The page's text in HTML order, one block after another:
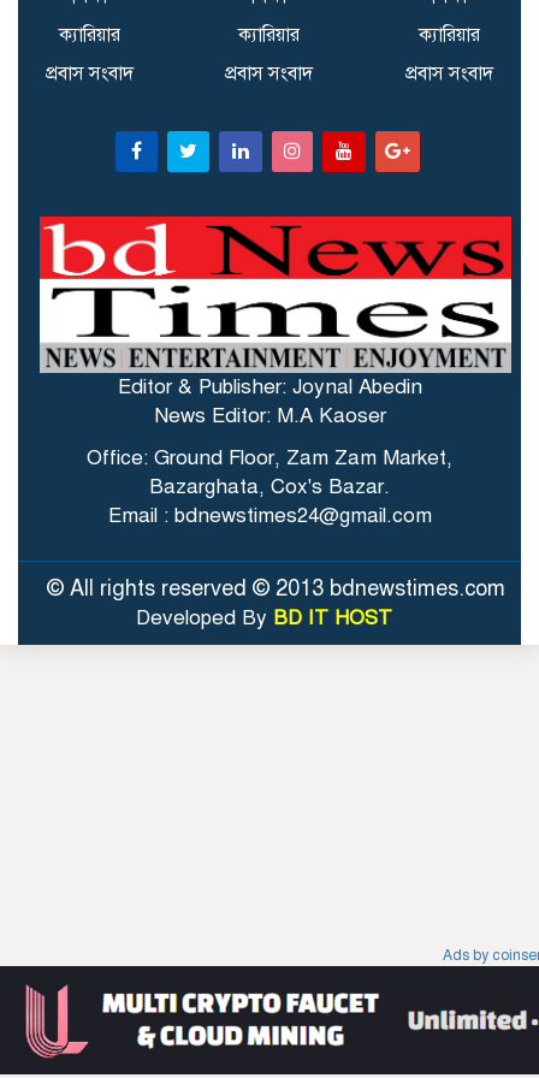
ক্যারিয়ার
প্রবাস সংবাদ
ক্যারিয়ার
প্রবাস সংবাদ
ক্যারিয়ার
প্রবাস সংবাদ
Editor & Publisher: Joynal Abedin
News Editor: M.A Kaoser
Office: Ground Floor, Zam Zam Market,
Bazarghata, Cox's Bazar.
Email : bdnewstimes24@gmail.com
© All rights reserved © 2013 bdnewstimes.com
Developed By BD IT HOST
Ads by